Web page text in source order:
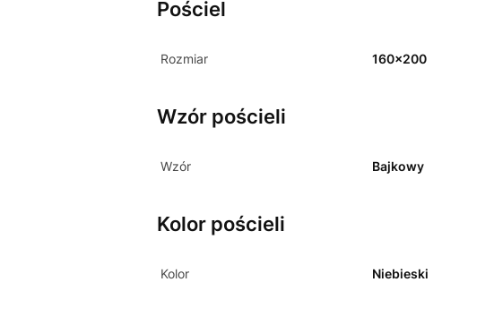
Pościel
Rozmiar 160x200
Wzór pościeli
Wzór Bajkowy
Kolor pościeli
Kolor Niebieski